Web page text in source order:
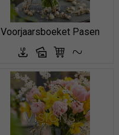
Voorjaarsboeket Pasen